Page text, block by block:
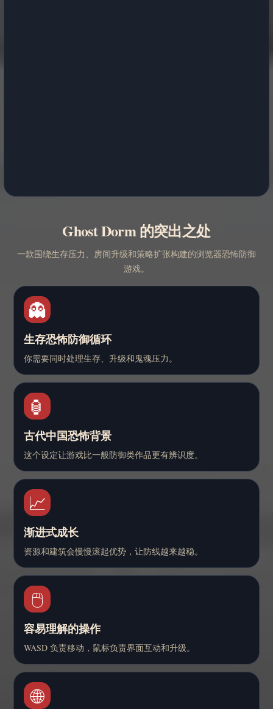
Ghost Dorm 的突出之处
一款围绕生存压力、房间升级和策略扩张构建的浏览器恐怖防御
游戏。
👻
生存恐怖防御循环
你需要同时处理生存、升级和鬼魂压力。
🏮
古代中国恐怖背景
这个设定让游戏比一般防御类作品更有辨识度。
📈
渐进式成长
资源和建筑会慢慢滚起优势，让防线越来越稳。
🖱️
容易理解的操作
WASD 负责移动，鼠标负责界面互动和升级。
🌐